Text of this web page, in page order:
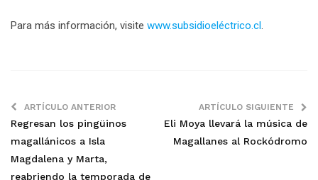
Para más información, visite www.subsidioeléctrico.cl.
ARTÍCULO ANTERIOR
Regresan los pingüinos
magallánicos a Isla
Magdalena y Marta,
reabriendo la temporada de
ARTÍCULO SIGUIENTE
Eli Moya llevará la música de
Magallanes al Rockódromo